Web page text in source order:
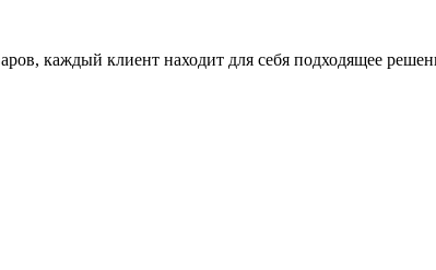
каждый клиент находит для себя подходящее